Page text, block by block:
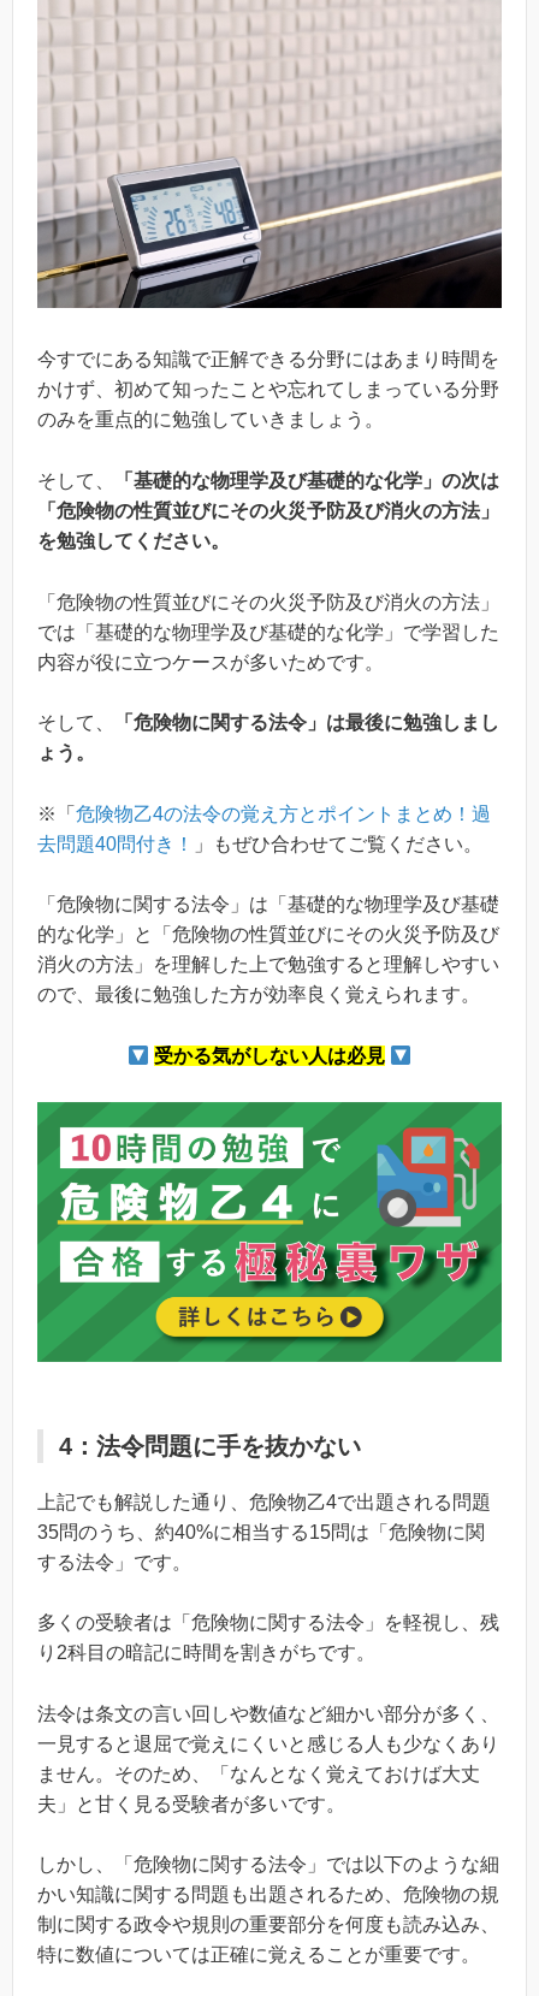
今すでにある知識で正解できる分野にはあまり時間を
かけず、初めて知ったことや忘れてしまっている分野
のみを重点的に勉強していきましょう。
そして、
「基礎的な物理学及び基礎的な化学」の次は
「危険物の性質並びにその火災予防及び消火の方法」
を勉強してください。
「危険物の性質並びにその火災予防及び消火の方法」
では「基礎的な物理学及び基礎的な化学」で学習した
内容が役に立つケースが多いためです。
そして、
「危険物に関する法令」は最後に勉強しまし
ょう。
※「 危険物乙4の法令の覚え方とポイントまとめ！過
去問題40問付き！
」もぜひ合わせてご覧ください。
「危険物に関する法令」は「基礎的な物理学及び基礎
的な化学」と「危険物の性質並びにその火災予防及び
消火の方法」を理解した上で勉強すると理解しやすい
ので、最後に勉強した方が効率良く覚えられます。
受かる気がしない人は必見
4：法令問題に手を抜かない
上記でも解説した通り、危険物乙4で出題される問題
35問のうち、約40%に相当する15問は「危険物に関
する法令」です。
多くの受験者は「危険物に関する法令」を軽視し、残
り2科目の暗記に時間を割きがちです。
法令は条文の言い回しや数値など細かい部分が多く、
一見すると退屈で覚えにくいと感じる人も少なくあり
ません。そのため、「なんとなく覚えておけば大丈
夫」と甘く見る受験者が多いです。
しかし、「危険物に関する法令」では以下のような細
かい知識に関する問題も出題されるため、危険物の規
制に関する政令や規則の重要部分を何度も読み込み、
特に数値については正確に覚えることが重要です。